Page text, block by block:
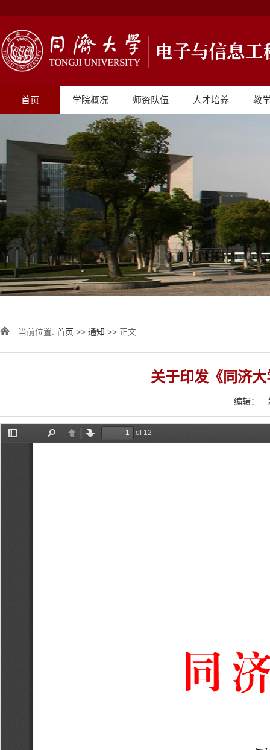
首页 学院概况 师资队伍 人才培养 教
当前位置: 首页 >> 通知 >> 正文
关于印发《同济
编辑：